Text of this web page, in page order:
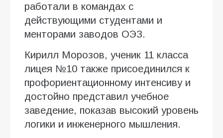
работали в командах с
действующими студентами и
менторами заводов ОЭЗ.
Кирилл Морозов, ученик 11 класса
лицея №10 также присоединился к
профориентационному интенсиву и
достойно представил учебное
заведение, показав высокий уровень
логики и инженерного мышления.